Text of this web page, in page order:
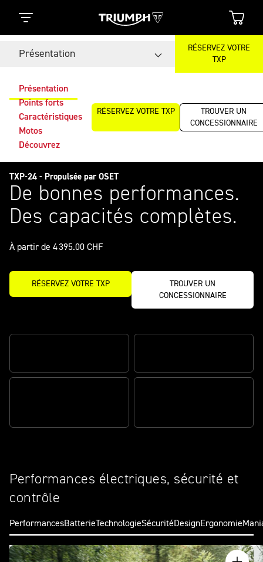
Présentation
RÉSERVEZ VOTRE
TXP
Présentation
Points forts
Caractéristiques
Motos
Découvrez
RÉSERVEZ VOTRE TXP
TROUVER UN
CONCESSIONNAIRE
TXP-24 - Propulsée par OSET
De bonnes performances.
Des capacités complètes.
À partir de 4 395.00 CHF
RÉSERVEZ VOTRE TXP
TROUVER UN
CONCESSIONNAIRE
Performances électriques, sécurité et
contrôle
PerformancesBatterieTechnologieSécuritéDesignErgonomie